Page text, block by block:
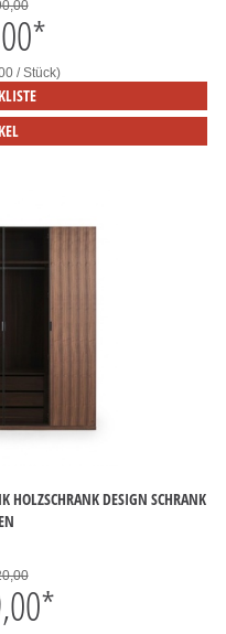
*
/ Stück)
HOLZSCHRANK DESIGN SCHRANK
*